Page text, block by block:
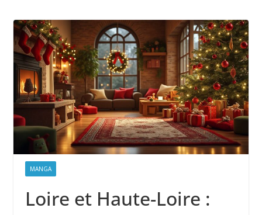
MANGA
Loire et Haute-Loire :